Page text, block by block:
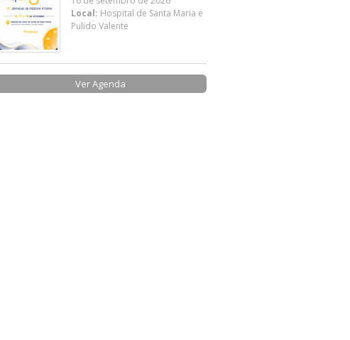
Local: Hospital de Santa Maria e
Pulido Valente
Ver Agenda